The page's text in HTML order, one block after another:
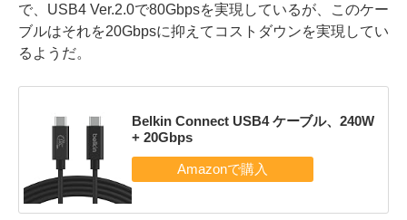
で、USB4 Ver.2.0で80Gbpsを実現しているが、このケー
ブルはそれを20Gbpsに抑えてコストダウンを実現してい
るようだ。
Belkin Connect USB4 ケーブル、240W
+ 20Gbps